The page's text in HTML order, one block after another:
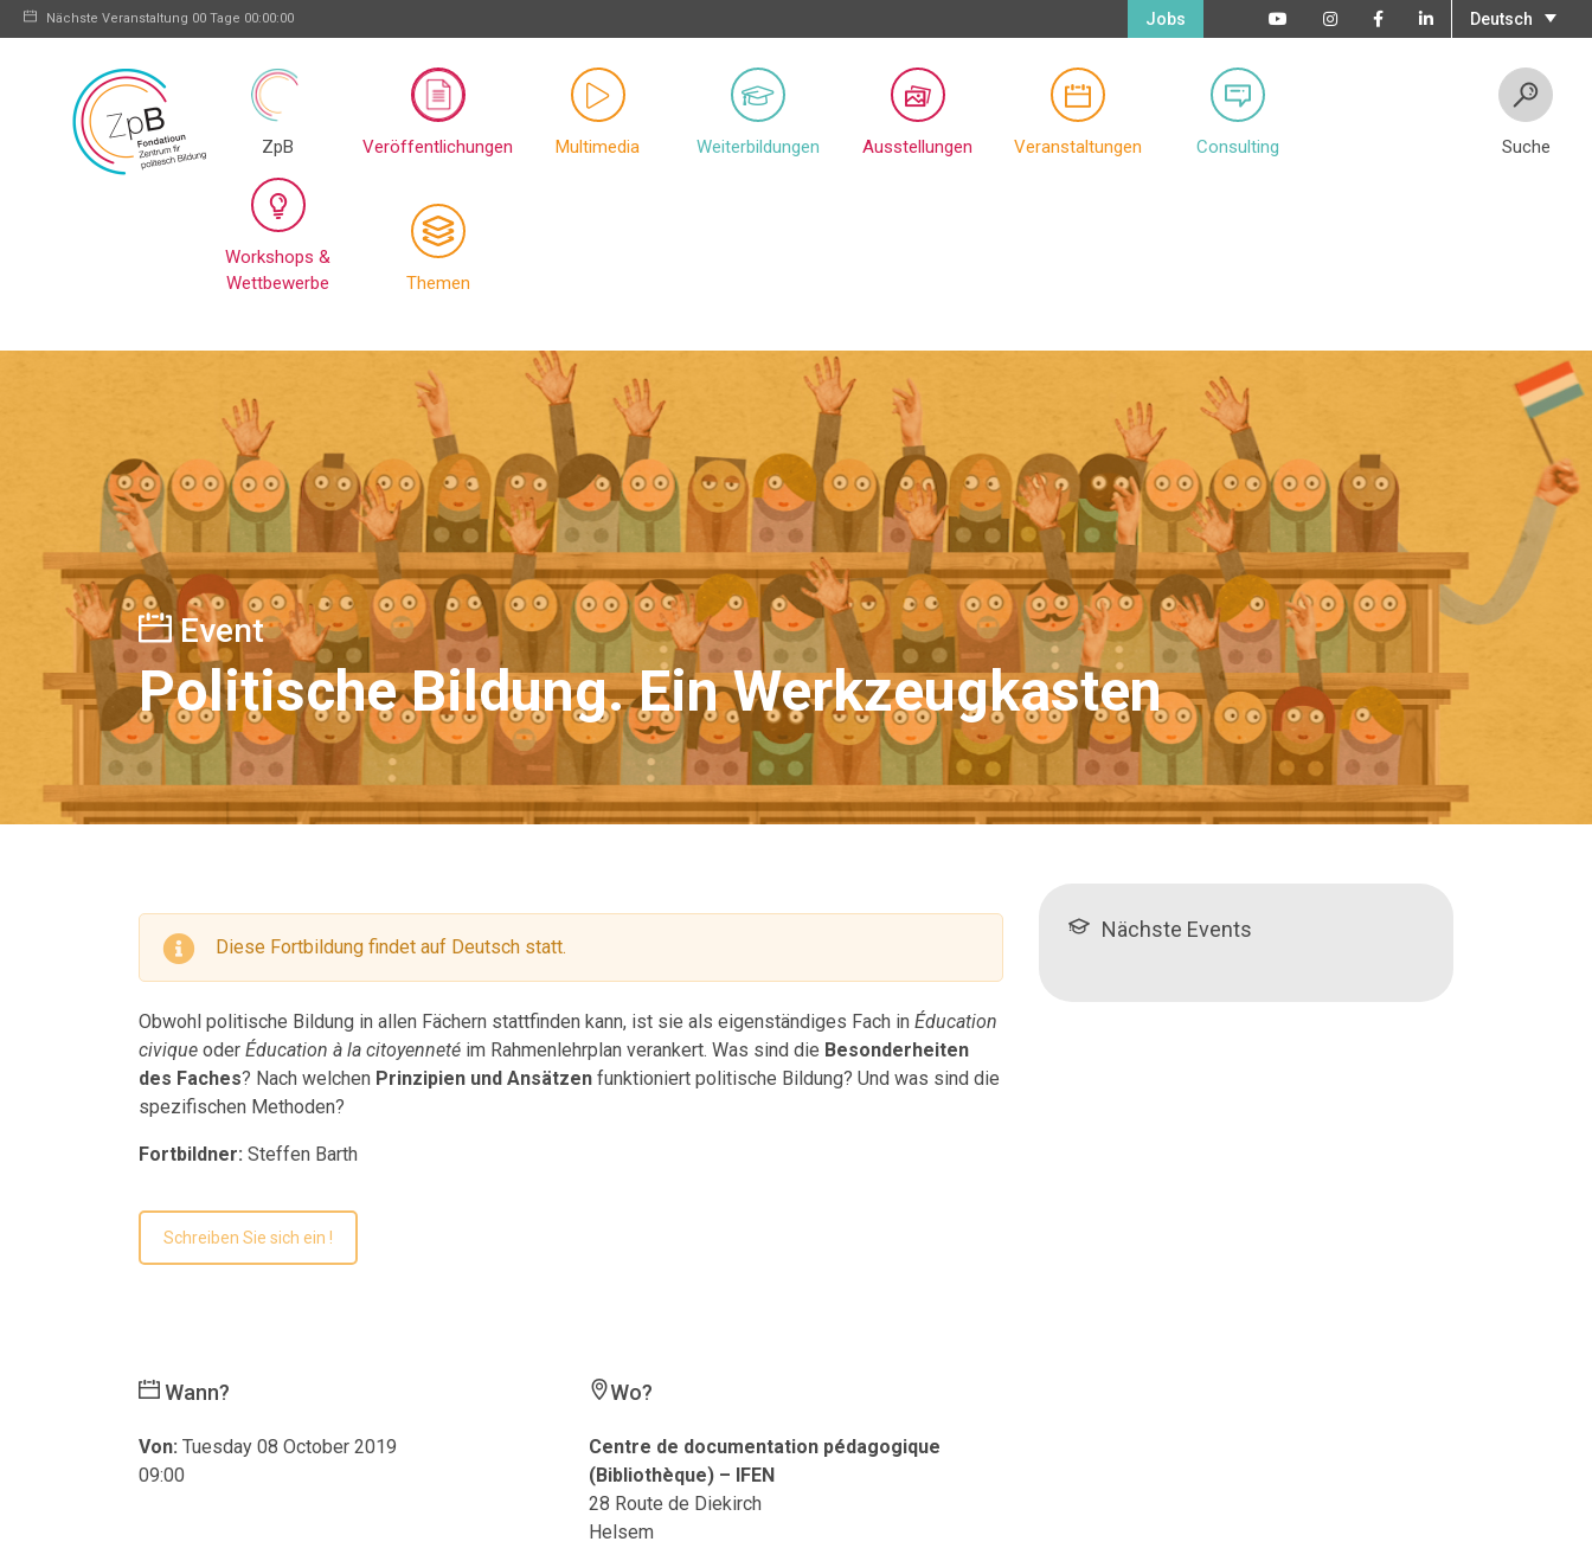
Nächste Veranstaltung 00 Tage 00:00:00 Deutsch
Jobs
ZpB Veröffentlichungen Multimedia Weiterbildungen Ausstellungen Veranstaltungen Consulting
Workshops &
Wettbewerbe
Themen
Suche
Event
Politische Bildung. Ein Werkzeugkasten
Diese Fortbildung findet auf Deutsch statt.
Obwohl politische Bildung in allen Fächern stattfinden kann, ist sie als eigenständiges Fach in Éducation
civique oder Éducation à la citoyenneté im Rahmenlehrplan verankert. Was sind die Besonderheiten
des Faches? Nach welchen Prinzipien und Ansätzen funktioniert politische Bildung? Und was sind die
spezifischen Methoden?
Fortbildner: Steffen Barth
Schreiben Sie sich ein !
Wann?
Von: Tuesday 08 October 2019
09:00
Wo?
Centre de documentation pédagogique
(Bibliothèque) – IFEN
28 Route de Diekirch
Helsem
Nächste Events